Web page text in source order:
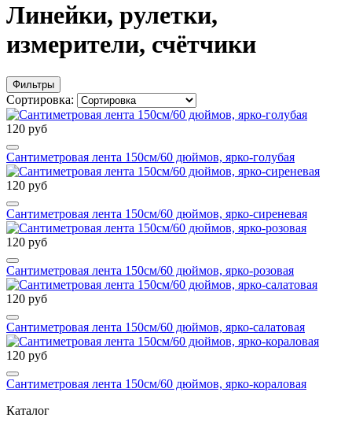
Линейки, рулетки,
измерители, счётчики
Фильтры
Сортировка:
120 руб
Сантиметровая лента 150см/60 дюймов, ярко-голубая
120 руб
Сантиметровая лента 150см/60 дюймов, ярко-сиреневая
120 руб
Сантиметровая лента 150см/60 дюймов, ярко-розовая
120 руб
Сантиметровая лента 150см/60 дюймов, ярко-салатовая
120 руб
Сантиметровая лента 150см/60 дюймов, ярко-кораловая
Каталог